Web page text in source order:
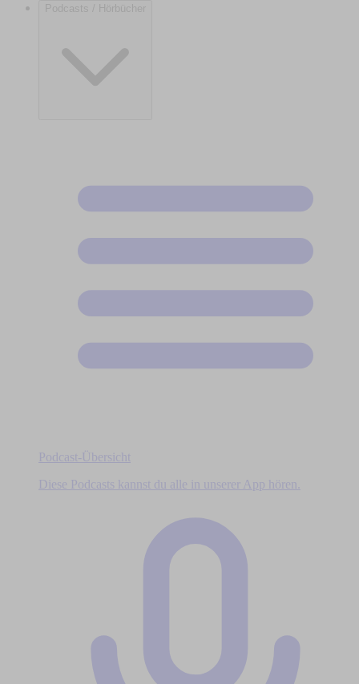
Podcasts / Hörbücher
Podcast-Übersicht
Diese Podcasts kannst du alle in unserer App hören.